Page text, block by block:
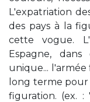
L'expatriation
des pays à la
cette vogue.
Espagne,
unique...
long terme
figuration. (ex. :